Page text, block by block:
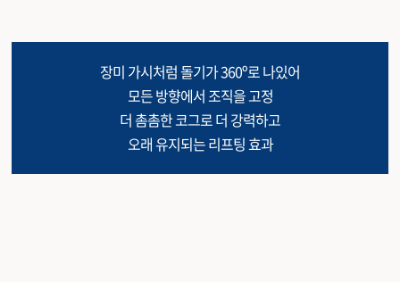
장미 가시처럼 돌기가 360º로 나있어
모든 방향에서 조직을 고정
더 촘촘한 코그로 더 강력하고
오래 유지되는 리프팅 효과